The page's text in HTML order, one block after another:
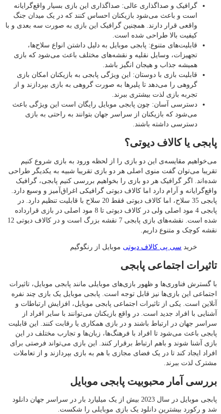
گرافیک و صداگذاری عالی: صداگذاری این بازی بسیار واقع‌گرایانه
است و باعث می‌شود بازیکنان احساس کنند که در یک میدان جنگ
واقعی قرار دارند. همچنین گرافیک این بازی به صورت سه بعدی و با
کیفیت بالا طراحی شده است.
قابلیت‌های متنوع: پابجی موبایل به دلیل داشتن انواع سلاح‌ها،
تجهیزات، وسایل نقلیه و نقشه‌های مختلف باعث می‌شود که بازی
همیشه جذاب و هیجان انگیز باشد.
قابلیت بازی با دوستان: این ویژگی پابجی به بازیکنان امکان بازی
گروهی را می‌دهد تا پلیرها به صورت گروهی به بازی بپردازند و از
تجربه بازی لذت بیشتری ببرند.
دسترسی آسان: چون پابجی موبایل رایگان است این ویژگی باعث
می‌شود که بازیکنان از سراسر جهان بتوانند به راحتی به بازی
دسترسی داشته باشند.
پابجی یا کالاف دیوتی؟
می‌خواهیم مقایسه‌ی این دو بازی را از لحظه ورود به بازی شروع کنیم
تقریبا می‌توان گفت منوی اصلی هر دو بازی تقریبا شبیه به یکدیگر طراحی
شده‌اند. اگر گرافیک هر دو بازی را بخواهیم بررسی کنیم پابجی، گرافیک
واقع‌گرایانه و آرام دارد اما کالاف دیوتی گرافیکی اغراق‌آمیز و وسیع دارد.
پابجی 35 سلاح، اما کالاف دیوتی فقط 20 سلاح با قابلیت تنظیم دارد. در
پابجی 4 مود اصلی ولی در کالاف دیوتی تا 8 مود اصلی در بازی قرارداده
شده است. نقشه‌های بازی پابجی 7 نقشه بزرگ است و در کالاف دیوتی 12
نقشه کوچک و متنوع داریم.
خرید سی پی کالاف دیوتی موبایل از رنگوگیم
تاثیرات اجتماعی پابجی
با گسترش فناوری‌ها و ظهور بازی‌های موبایلی مانند پابجی موبایل، تاثیرات
اجتماعی این بازی‌ها نیز قابل توجه است. پابجی موبایل یک بازی چند نفره
آنلاین است. یکی از تاثیرات اجتماعی پابجی موبایل، افزایش ارتباطات و
آشنایی با افراد جدید است. در واقع بازیکنان می‌توانند با سایر افراد از
سراسر جهان در ارتباط باشند و در بازی همکاری یا رقابت کنند. این قابلیت
پابجی باعث می‌شود تا افراد با فرهنگ‌ها، زبان‌ها و تجارب مختلف در این
بازی آشنا شوند و باهم ارتباط برقرار کنند. این بازی می‌تواند فرصتی برای
افراد ایجاد کند تا در یک فضای مجازی با هم به بازی بپردازند و از تعاملات
مشترک لذت ببرند.
بررسی آمار محبوبیت پابجی موبایل
پابجی موبایل در سال 2023 بیش از یک میلیارد بار در سراسر جهان دانلود
شد و رکورد بیشترین دانلود یک بازی موبایلی را شکست.